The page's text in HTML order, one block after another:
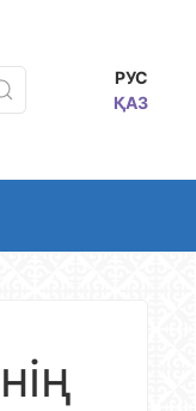
РУС
ҚАЗ